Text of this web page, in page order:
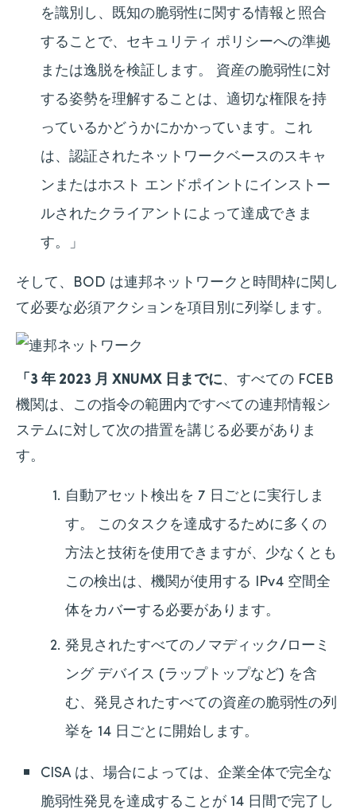
を識別し、既知の脆弱性に関する情報と照合
することで、セキュリティ ポリシーへの準拠
または逸脱を検証します。 資産の脆弱性に対
する姿勢を理解することは、適切な権限を持
っているかどうかにかかっています。これ
は、認証されたネットワークベースのスキャ
ンまたはホスト エンドポイントにインストー
ルされたクライアントによって達成できま
す。」
そして、BOD は連邦ネットワークと時間枠に関し
て必要な必須アクションを項目別に列挙します。
「3 年 2023 月 XNUMX 日までに、すべての FCEB
機関は、この指令の範囲内ですべての連邦情報シ
ステムに対して次の措置を講じる必要がありま
す。
自動アセット検出を 7 日ごとに実行しま
す。 このタスクを達成するために多くの
方法と技術を使用できますが、少なくとも
この検出は、機関が使用する IPv4 空間全
体をカバーする必要があります。
発見されたすべてのノマディック/ローミ
ング デバイス (ラップトップなど) を含
む、発見されたすべての資産の脆弱性の列
挙を 14 日ごとに開始します。
CISA は、場合によっては、企業全体で完全な
脆弱性発見を達成することが 14 日間で完了し